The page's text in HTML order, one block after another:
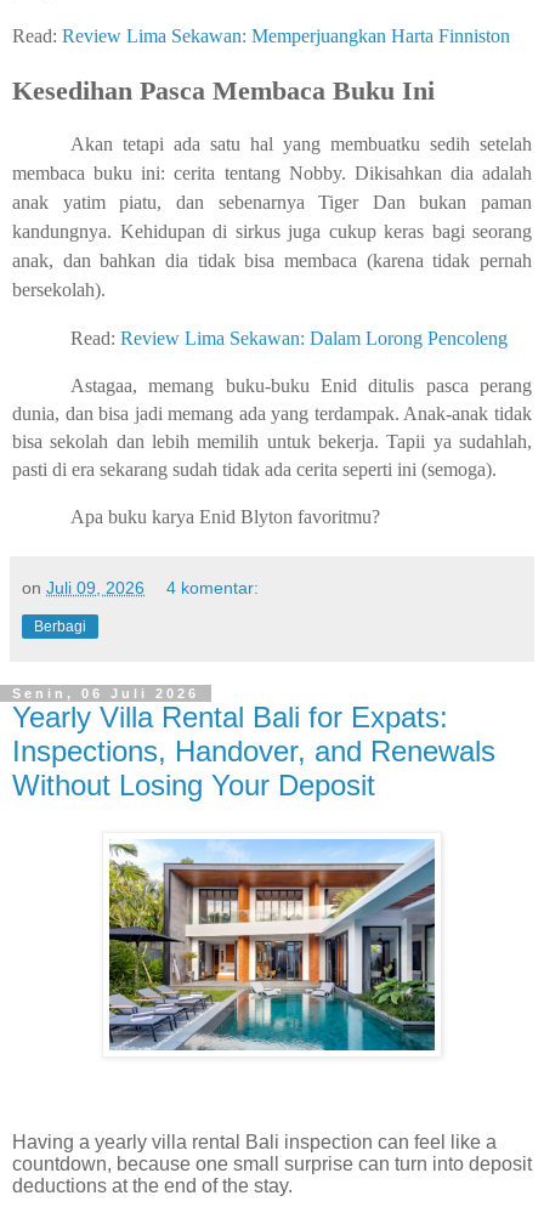
Read: Review Lima Sekawan: Memperjuangkan Harta Finniston
Kesedihan Pasca Membaca Buku Ini
Akan tetapi ada satu hal yang membuatku sedih setelah
membaca buku ini: cerita tentang Nobby. Dikisahkan dia adalah
anak yatim piatu, dan sebenarnya Tiger Dan bukan paman
kandungnya. Kehidupan di sirkus juga cukup keras bagi seorang
anak, dan bahkan dia tidak bisa membaca (karena tidak pernah
bersekolah).
Read: Review Lima Sekawan: Dalam Lorong Pencoleng
Astagaa, memang buku-buku Enid ditulis pasca perang
dunia, dan bisa jadi memang ada yang terdampak. Anak-anak tidak
bisa sekolah dan lebih memilih untuk bekerja. Tapii ya sudahlah,
pasti di era sekarang sudah tidak ada cerita seperti ini (semoga).
Apa buku karya Enid Blyton favoritmu?
on Juli 09, 2026 4 komentar:
Berbagi
Senin, 06 Juli 2026
Yearly Villa Rental Bali for Expats:
Inspections, Handover, and Renewals
Without Losing Your Deposit
Having a yearly villa rental Bali inspection can feel like a
countdown, because one small surprise can turn into deposit
deductions at the end of the stay.